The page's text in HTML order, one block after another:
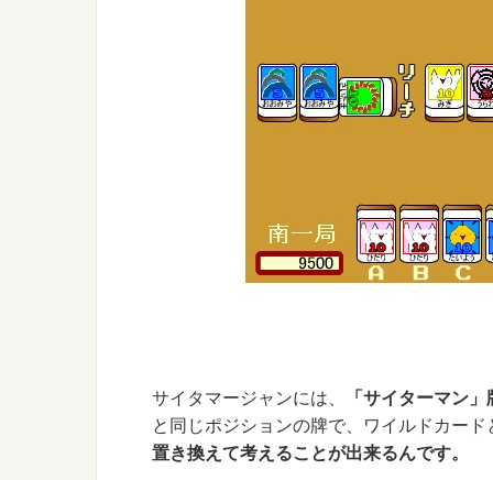
サイタマージャンには、
「サイターマン
と同じポジションの牌で、ワイルドカー
置き換えて考えることが出来るんです。